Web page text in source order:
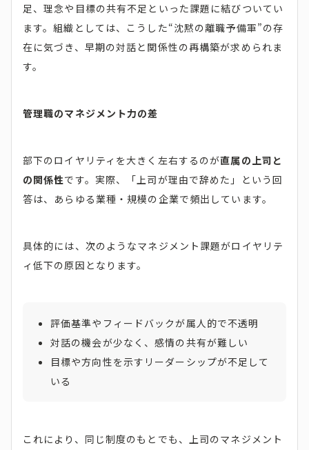
足、理念や目標の共有不足といった課題に結びついてい
ます。組織としては、こうした“沈黙の離職予備軍”の存
在に気づき、早期の対話と関係性の再構築が求められま
す。
管理職のマネジメント力の差
部下のロイヤリティを大きく左右するのが直属の上司と
の関係性です。実際、「上司が理由で辞めた」という回
答は、あらゆる業種・規模の企業で頻出しています。
具体的には、次のようなマネジメント課題がロイヤリテ
ィ低下の原因となります。
評価基準やフィードバックが属人的で不透明
対話の機会が少なく、感情の共有が難しい
目標や方向性を示すリーダーシップが不足して
いる
これにより、同じ制度のもとでも、上司のマネジメント